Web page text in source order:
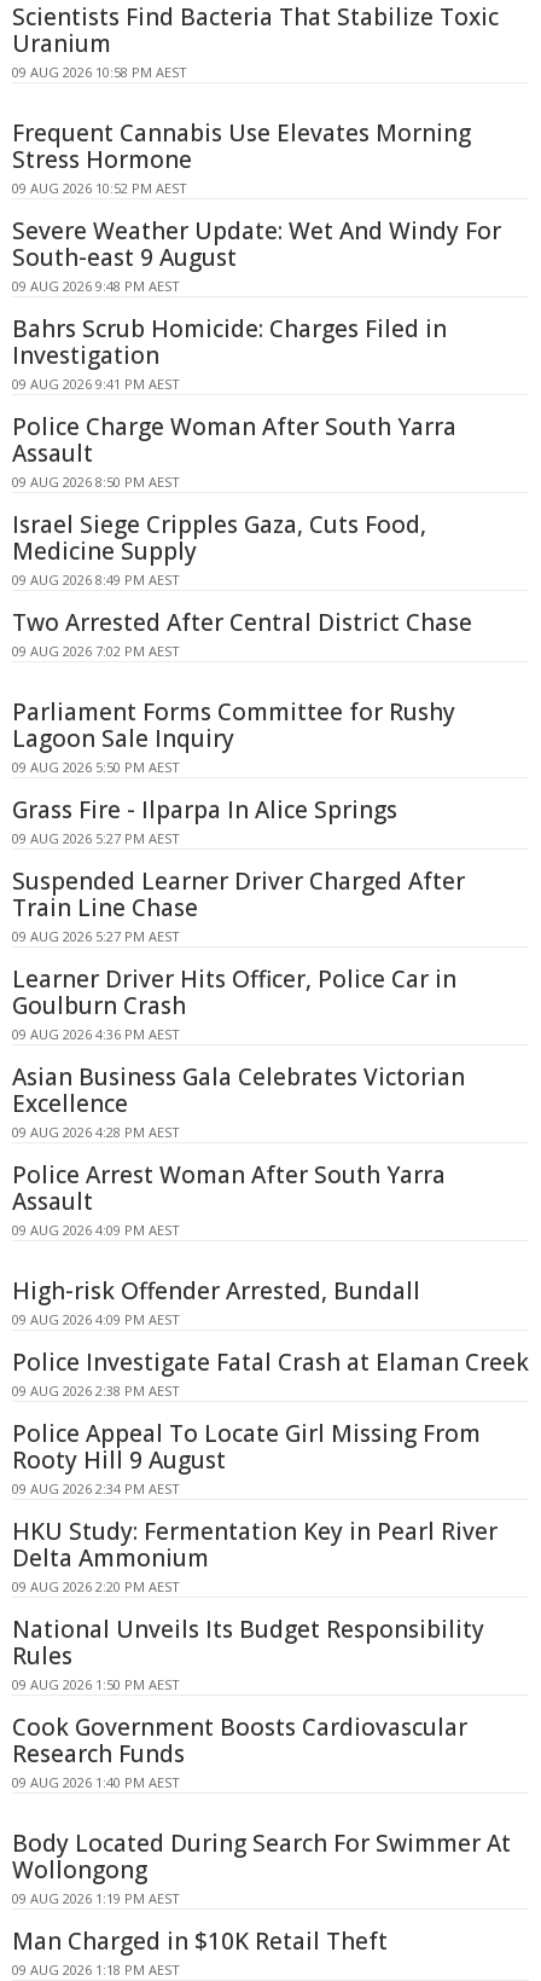
Scientists Find Bacteria That Stabilize Toxic
Uranium
09 AUG 2026 10:58 PM AEST
Frequent Cannabis Use Elevates Morning
Stress Hormone
09 AUG 2026 10:52 PM AEST
Severe Weather Update: Wet And Windy For
South-east 9 August
09 AUG 2026 9:48 PM AEST
Bahrs Scrub Homicide: Charges Filed in
Investigation
09 AUG 2026 9:41 PM AEST
Police Charge Woman After South Yarra
Assault
09 AUG 2026 8:50 PM AEST
Israel Siege Cripples Gaza, Cuts Food,
Medicine Supply
09 AUG 2026 8:49 PM AEST
Two Arrested After Central District Chase
09 AUG 2026 7:02 PM AEST
Parliament Forms Committee for Rushy
Lagoon Sale Inquiry
09 AUG 2026 5:50 PM AEST
Grass Fire - Ilparpa In Alice Springs
09 AUG 2026 5:27 PM AEST
Suspended Learner Driver Charged After
Train Line Chase
09 AUG 2026 5:27 PM AEST
Learner Driver Hits Officer, Police Car in
Goulburn Crash
09 AUG 2026 4:36 PM AEST
Asian Business Gala Celebrates Victorian
Excellence
09 AUG 2026 4:28 PM AEST
Police Arrest Woman After South Yarra
Assault
09 AUG 2026 4:09 PM AEST
High-risk Offender Arrested, Bundall
09 AUG 2026 4:09 PM AEST
Police Investigate Fatal Crash at Elaman Creek
09 AUG 2026 2:38 PM AEST
Police Appeal To Locate Girl Missing From
Rooty Hill 9 August
09 AUG 2026 2:34 PM AEST
HKU Study: Fermentation Key in Pearl River
Delta Ammonium
09 AUG 2026 2:20 PM AEST
National Unveils Its Budget Responsibility
Rules
09 AUG 2026 1:50 PM AEST
Cook Government Boosts Cardiovascular
Research Funds
09 AUG 2026 1:40 PM AEST
Body Located During Search For Swimmer At
Wollongong
09 AUG 2026 1:19 PM AEST
Man Charged in $10K Retail Theft
09 AUG 2026 1:18 PM AEST